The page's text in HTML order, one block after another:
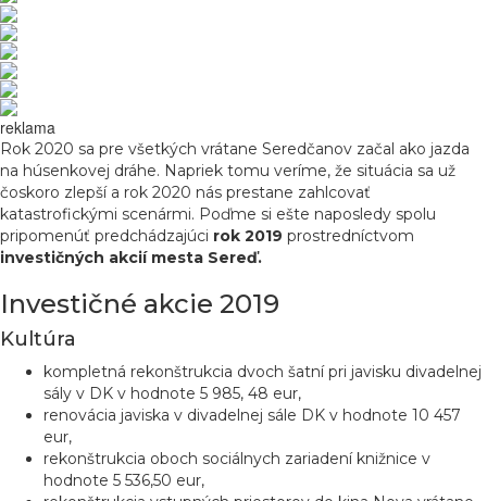
reklama
Rok 2020 sa pre všetkých vrátane Seredčanov začal ako jazda
na húsenkovej dráhe. Napriek tomu veríme, že situácia sa už
čoskoro zlepší a rok 2020 nás prestane zahlcovať
katastrofickými scenármi. Poďme si ešte naposledy spolu
pripomenúť predchádzajúci rok 2019 prostredníctvom
investičných akcií mesta Sereď.
Investičné akcie 2019
Kultúra
kompletná rekonštrukcia dvoch šatní pri javisku divadelnej
sály v DK v hodnote 5 985, 48 eur,
renovácia javiska v divadelnej sále DK v hodnote 10 457
eur,
rekonštrukcia oboch sociálnych zariadení knižnice v
hodnote 5 536,50 eur,